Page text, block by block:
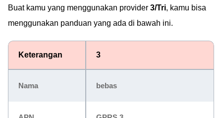
Buat kamu yang menggunakan provider 3/Tri, kamu bisa
menggunakan panduan yang ada di bawah ini.
Keterangan 3
Nama bebas